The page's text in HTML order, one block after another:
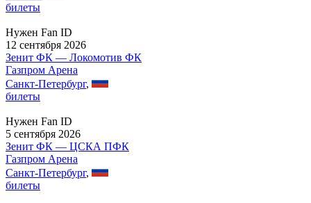
билеты
Нужен Fan ID
12 сентября 2026
Зенит ФК — Локомотив ФК
Газпром Арена
Санкт-Петербург,
билеты
Нужен Fan ID
5 сентября 2026
Зенит ФК — ЦСКА ПФК
Газпром Арена
Санкт-Петербург,
билеты